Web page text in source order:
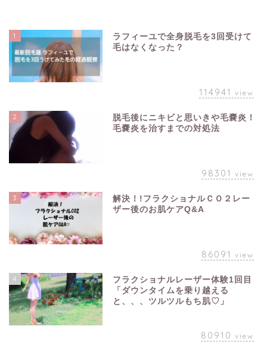
1
ラフィーユで全身脱毛を3回受けて
毛はなくなった？
114941 view
2
脱毛後にニキビと思いきや毛嚢炎！
毛嚢炎を治すまでの対処法
98301 view
3
解決！!フラクショナルＣＯ２レー
ザー後のお肌ケアQ&A
86091 view
4
フラクショナルレーザー体験1回目
「ダウンタイムを乗り越える
と、、、ツルツルもち肌♡」
80910 view